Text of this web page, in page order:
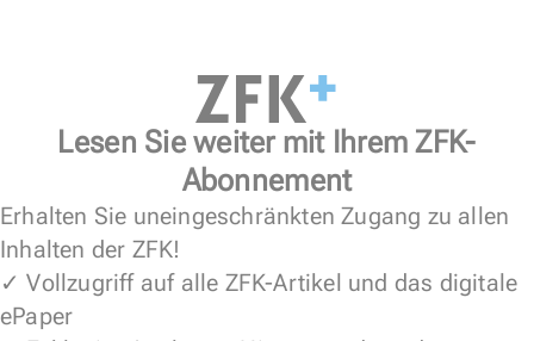
Lesen Sie weiter mit Ihrem ZFK-
Abonnement
Erhalten Sie uneingeschränkten Zugang zu allen
Inhalten der ZFK!
✓ Vollzugriff auf alle ZFK-Artikel und das digitale
ePaper